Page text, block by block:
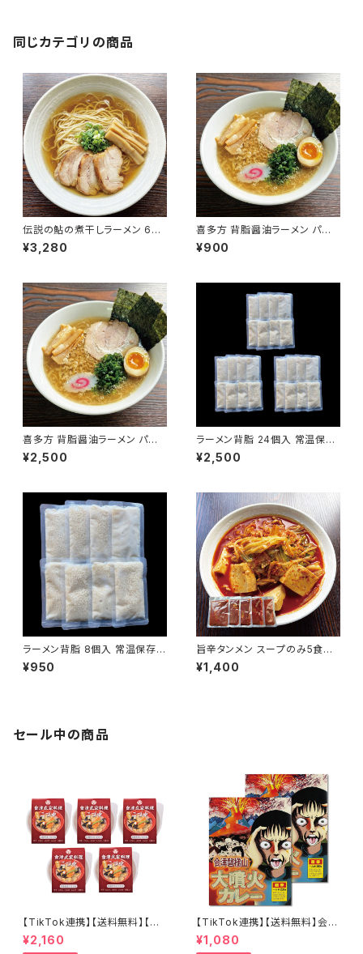
同じカテゴリの商品
伝説の鮎の煮干しラーメン 6食
入り 淡口醤油 パーフェクトラー
メン 国産鮎 多加水細麺 鮎煮干
¥3,280
喜多方 背脂醤油ラーメン パー
フェクトラーメン喜多方 こってり
2食 生麺 常温 会津ブランド館
¥900
喜多方 背脂醤油ラーメン パー
フェクトラーメン喜多方 こってり
6食 生麺 常温 会津ブランド館
¥2,500
ラーメン背脂 24個入 常温保存
可能 賞味期限1年 国産豚 ラー
メン二郎インスパイア 個包装 レ
ド館
¥2,500
ラーメン背脂 8個入 常温保存可
能 賞味期限1年 国産豚 ラーメ
ン二郎インスパイア 個包装 レト
¥950
旨辛タンメン スープのみ5食セ
ット 濃厚辛味噌ラーメンスープ
140g大容量 エキスなどは極力
¥1,400
セール中の商品
【TikTok連携】【送料無料】【会
津郷土料理革命】 カップこづゆ
５個セット お湯を注いで簡単３
¥2,160
【TikTok連携】【送料無料】会津
磐梯山大噴火カレー 200ｇ×2
個セット 激辛カレー
¥1,080